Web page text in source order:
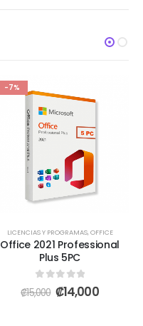
-7%
LICENCIAS Y PROGRAMAS,OFFICE
Office 2021 Professional
Plus 5PC
0 out of 5
₡15,000 ₡14,000